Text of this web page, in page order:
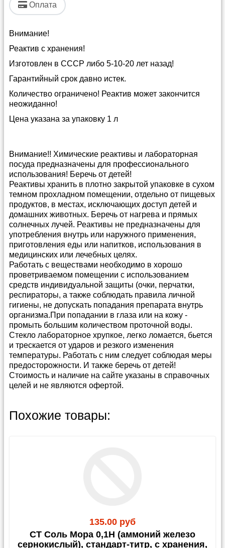
Оплата
Внимание!
Реактив с хранения!
Изготовлен в СССР либо 5-10-20 лет назад!
Гарантийный срок давно истек.
Количество ограничено! Реактив может закончится
неожиданно!
Цена указана за упаковку 1 л
Внимание!! Химические реактивы и лабораторная
посуда предназначены для профессионального
использования! Беречь от детей!
Реактивы хранить в плотно закрытой упаковке в сухом
темном прохладном помещении, отдельно от пищевых
продуктов, в местах, исключающих доступ детей и
домашних животных. Беречь от нагрева и прямых
солнечных лучей. Реактивы не предназначены для
употребления внутрь или наружного применения,
приготовления еды или напитков, использования в
медицинских или лечебных целях.
Работать с веществами необходимо в хорошо
проветриваемом помещении с использованием
средств индивидуальной защиты (очки, перчатки,
респираторы, а также соблюдать правила личной
гигиены, не допускать попадания препарата внутрь
организма.При попадании в глаза или на кожу -
промыть большим количеством проточной воды.
Стекло лабораторное хрупкое, легко ломается, бьется
и трескается от ударов и резкого изменения
температуры. Работать с ним следует соблюдая меры
предосторожности. И также беречь от детей!
Стоимость и наличие на сайте указаны в справочных
целей и не являются офертой.
комплектация занимает от 3 до 10 рабочих дней. В
пиковые периоды срок может быть увеличен.
Прайс-лист можно скачать в
Эксель (4 400 кб)
например, алюминий ПАП менее 1,0 кг не фасуется,
Родамин также есть по 0,1 кг, как и все индикаторы) -
пишите и уточняйте.
Похожие товары:
135.00 руб
СТ Соль Мора 0,1Н (аммоний железо
сернокислый), стандарт-титр, с хранения,